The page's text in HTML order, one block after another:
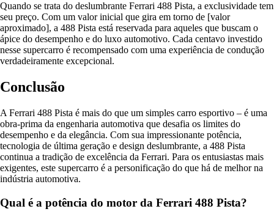
Quando se trata do deslumbrante Ferrari 488 Pista, a exclusividade tem
seu preço. Com um valor inicial que gira em torno de [valor
aproximado], a 488 Pista está reservada para aqueles que buscam o
ápice do desempenho e do luxo automotivo. Cada centavo investido
nesse supercarro é recompensado com uma experiência de condução
verdadeiramente excepcional.
Conclusão
A Ferrari 488 Pista é mais do que um simples carro esportivo – é uma
obra-prima da engenharia automotiva que desafia os limites do
desempenho e da elegância. Com sua impressionante potência,
tecnologia de última geração e design deslumbrante, a 488 Pista
continua a tradição de excelência da Ferrari. Para os entusiastas mais
exigentes, este supercarro é a personificação do que há de melhor na
indústria automotiva.
Qual é a potência do motor da Ferrari 488 Pista?